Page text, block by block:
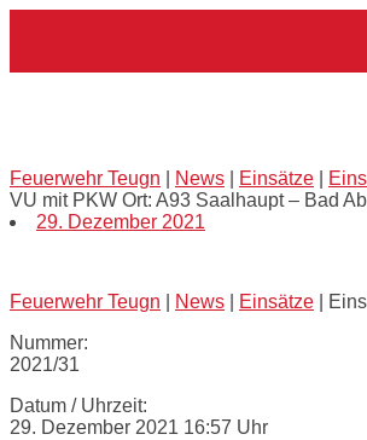
Feuerwehr Teugn News Einsätze
VU mit PKW Ort: A93 Saalhaupt – Bad
29. Dezember 2021
Feuerwehr Teugn News Einsätze
Nummer:
2021/31
Datum / Uhrzeit:
29. Dezember 2021 16:57 Uhr